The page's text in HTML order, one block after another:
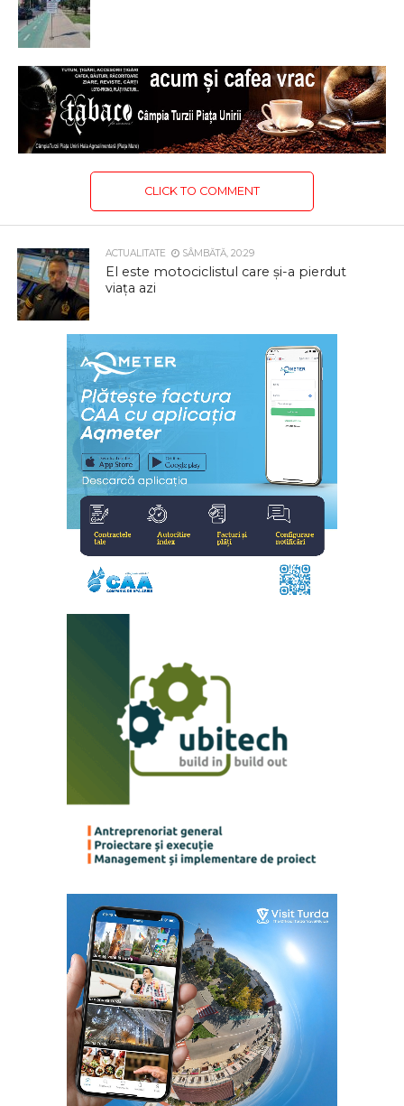
CLICK TO COMMENT
ACTUALITATE SÂMBĂTĂ, 20:29
El este motociclistul care și-a pierdut
viața azi